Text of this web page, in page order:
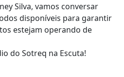
Silva, vamos conversar
disponíveis para garantir
estejam operando de
do Sotreq na Escuta!